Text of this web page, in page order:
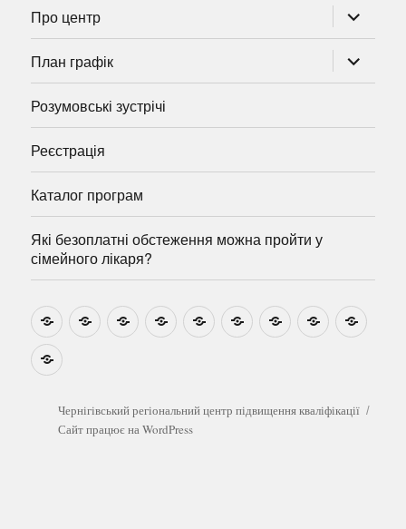
Про центр
підменю
План графік
підменю
Розумовські зустрічі
Реєстрація
Каталог програм
Які безоплатні обстеження можна пройти у
сімейного лікаря?
НовиниНавчально-
методичні
Ми
на
Звіти Про
центр
План
графік
Розумовські
зустрічі
Реєстрація
Які
безоплатні
можна
пройти
у
Чернігівський регіональний центр підвищення кваліфікації
Сайт працює на WordPress